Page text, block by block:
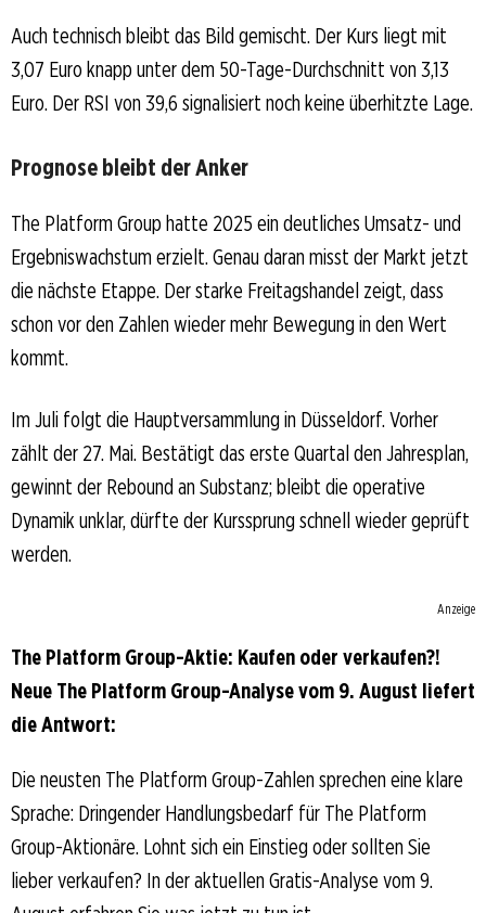
Auch technisch bleibt das Bild gemischt. Der Kurs liegt mit
3,07 Euro knapp unter dem 50-Tage-Durchschnitt von 3,13
Euro. Der RSI von 39,6 signalisiert noch keine überhitzte Lage.
Prognose bleibt der Anker
The Platform Group hatte 2025 ein deutliches Umsatz- und
Ergebniswachstum erzielt. Genau daran misst der Markt jetzt
die nächste Etappe. Der starke Freitagshandel zeigt, dass
schon vor den Zahlen wieder mehr Bewegung in den Wert
kommt.
Im Juli folgt die Hauptversammlung in Düsseldorf. Vorher
zählt der 27. Mai. Bestätigt das erste Quartal den Jahresplan,
gewinnt der Rebound an Substanz; bleibt die operative
Dynamik unklar, dürfte der Kurssprung schnell wieder geprüft
werden.
Anzeige
The Platform Group-Aktie: Kaufen oder verkaufen?!
Neue The Platform Group-Analyse vom 9. August liefert
die Antwort:
Die neusten The Platform Group-Zahlen sprechen eine klare
Sprache: Dringender Handlungsbedarf für The Platform
Group-Aktionäre. Lohnt sich ein Einstieg oder sollten Sie
lieber verkaufen? In der aktuellen Gratis-Analyse vom 9.